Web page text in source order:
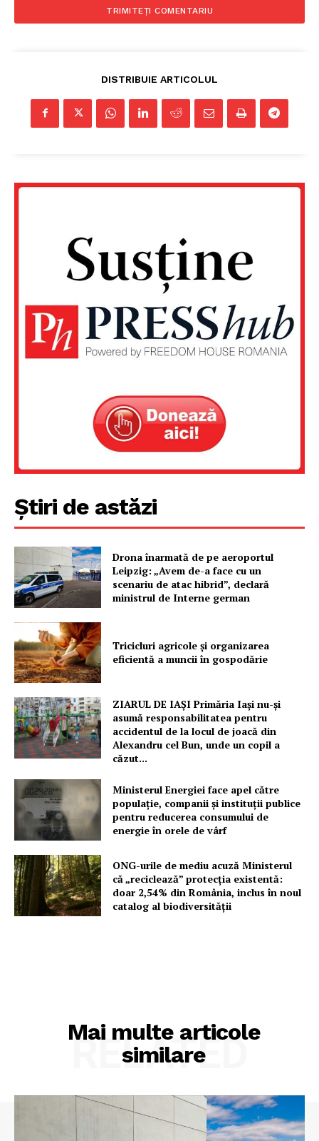
Un proiect
PRESShub
Despre noi / Echipa
Proiecte editoriale
Rețea
Contact
DISTRIBUIE ARTICOLUL
Știri de astăzi
Drona înarmată de pe aeroportul
Leipzig: „Avem de-a face cu un
scenariu de atac hibrid”, declară
ministrul de Interne german
Tricicluri agricole și organizarea
eficientă a muncii în gospodărie
ZIARUL DE IAȘI Primăria Iași nu-și
asumă responsabilitatea pentru
accidentul de la locul de joacă din
Alexandru cel Bun, unde un copil a
căzut...
Ministerul Energiei face apel către
populație, companii și instituții publice
pentru reducerea consumului de
energie în orele de vârf
ONG-urile de mediu acuză Ministerul
că „reciclează” protecția existentă:
doar 2,54% din România, inclus în noul
catalog al biodiversității
Mai multe articole
similare
RELATED